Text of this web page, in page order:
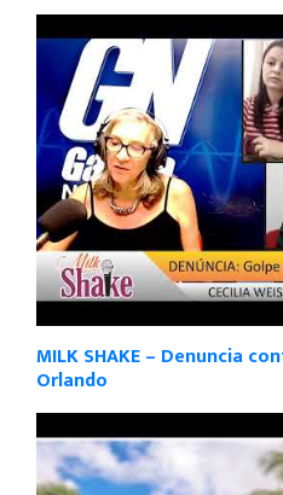
MILK SHAKE – Denuncia
Orlando